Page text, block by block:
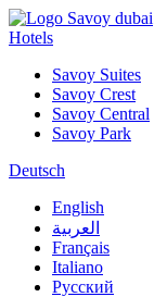
Hotels
Savoy Suites
Savoy Crest
Savoy Central
Savoy Park
Deutsch
English
العربية
Français
Italiano
Русский